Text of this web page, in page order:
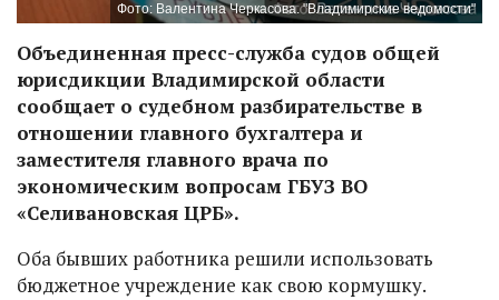
Фото: Валентина Черкасова. "Владимирские ведомости"
Объединенная пресс-служба судов общей
юрисдикции Владимирской области
сообщает о судебном разбирательстве в
отношении главного бухгалтера и
заместителя главного врача по
экономическим вопросам ГБУЗ ВО
«Селивановская ЦРБ».
Оба бывших работника решили использовать
бюджетное учреждение как свою кормушку.